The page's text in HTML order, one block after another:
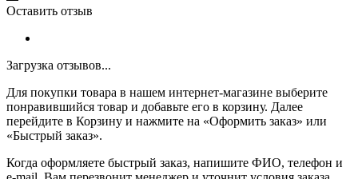
Оставить отзыв
Загрузка отзывов...
Для покупки товара в нашем интернет-магазине выберите
понравившийся товар и добавьте его в корзину. Далее
перейдите в Корзину и нажмите на «Оформить заказ» или
«Быстрый заказ».
Когда оформляете быстрый заказ, напишите ФИО, телефон и